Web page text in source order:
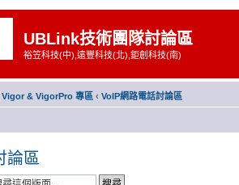
UBLink技術團隊討論區
裕笠科技(中),遠豐科技(北),鉅創科技(南)
& VigorPro 專區 ‹ VoIP網路電話討論區
論區